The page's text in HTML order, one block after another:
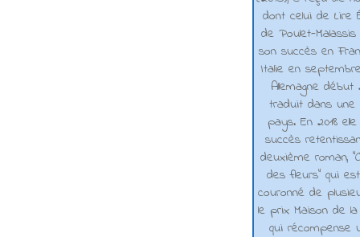
dont celui de Lire
de Poulet-
son succès en
Italie en
Allemagne début
traduit dans une
pays. En 2018
succès
deuxième roman,
des fleurs" qui
couronné de
le prix Maison de la
qui récompense